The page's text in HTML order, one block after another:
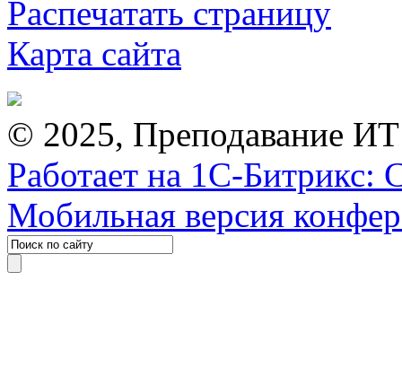
Распечатать страницу
Карта сайта
© 2025, Преподавание
Работает на 1С-Битрикс:
Мобильная версия